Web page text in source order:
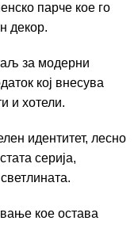
парче кое го
декор.
за модерни
кој внесува
и хотели.
идентитет, лесно
серија,
кое остава